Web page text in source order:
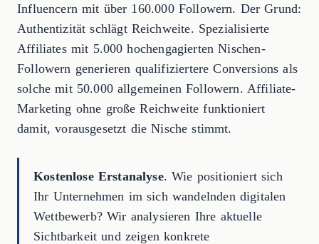
Influencern mit über 160.000 Followern. Der Grund:
Authentizität schlägt Reichweite. Spezialisierte
Affiliates mit 5.000 hochengagierten Nischen-
Followern generieren qualifiziertere Conversions als
solche mit 50.000 allgemeinen Followern. Affiliate-
Marketing ohne große Reichweite funktioniert
damit, vorausgesetzt die Nische stimmt.
Kostenlose Erstanalyse. Wie positioniert sich
Ihr Unternehmen im sich wandelnden digitalen
Wettbewerb? Wir analysieren Ihre aktuelle
Sichtbarkeit und zeigen konkrete